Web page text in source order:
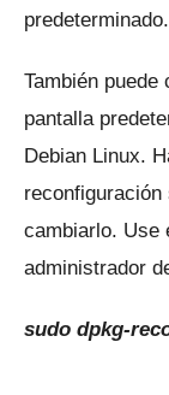
predeterminado.
También
pantalla
Debian Linux.
cambiarlo. Use
administrador
sudo dpkg-